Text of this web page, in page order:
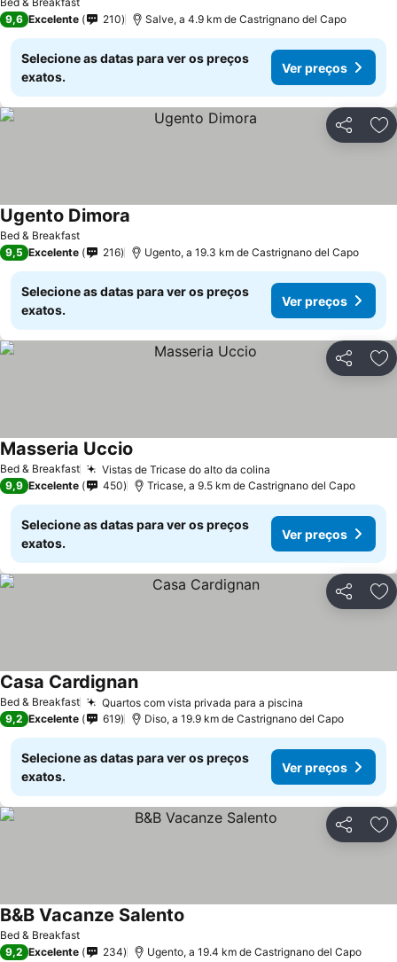
9,6 Excelente 210 Salve, a 4.9 km de Castrignano del Capo
Selecione as datas para ver os preços
exatos.
Ver preços
Partilhar
Bed & Breakfast
Ugento Dimora
9,5 Excelente 216 Ugento, a 19.3 km de Castrignano del Capo
Selecione as datas para ver os preços
exatos.
Ver preços
Partilhar
Bed & Breakfast Vistas de Tricase do alto da colina
Masseria Uccio
9,9 Excelente 450 Tricase, a 9.5 km de Castrignano del Capo
Selecione as datas para ver os preços
exatos.
Ver preços
Partilhar
Bed & Breakfast Quartos com vista privada para a piscina
Casa Cardignan
9,2 Excelente 619 Diso, a 19.9 km de Castrignano del Capo
Selecione as datas para ver os preços
exatos.
Ver preços
Partilhar
Bed & Breakfast
B&B Vacanze Salento
9,2 Excelente 234 Ugento, a 19.4 km de Castrignano del Capo